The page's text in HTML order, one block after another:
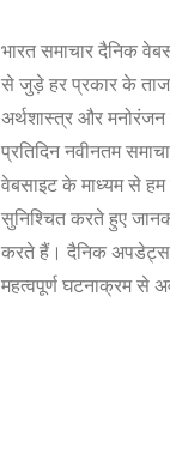
भारत समाचार दैनिक
से जुड़े हर प्रकार के
अर्थशास्त्र और
प्रतिदिन नवीनतम
वेबसाइट के माध्यम से
सुनिश्चित करते हुए
करते हैं। दैनिक अपडेट्स
महत्वपूर्ण घटनाक्रम से